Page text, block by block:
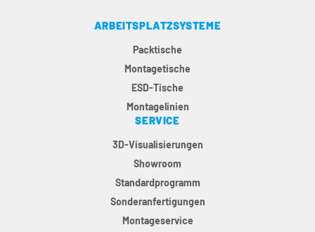
ARBEITSPLATZSYSTEME
Packtische
Montagetische
ESD-Tische
Montagelinien
SERVICE
3D-Visualisierungen
Showroom
Standardprogramm
Sonderanfertigungen
Montageservice